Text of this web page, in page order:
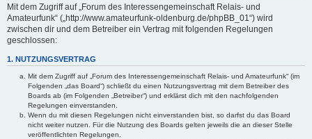
Mit dem Zugriff auf „Forum des Interessengemeinschaft Relais- und
Amateurfunk“ („http://www.amateurfunk-oldenburg.de/phpBB_01“) wird
zwischen dir und dem Betreiber ein Vertrag mit folgenden Regelungen
geschlossen:
1. NUTZUNGSVERTRAG
Mit dem Zugriff auf „Forum des Interessengemeinschaft Relais- und Amateurfunk“ (im
Folgenden „das Board“) schließt du einen Nutzungsvertrag mit dem Betreiber des
Boards ab (im Folgenden „Betreiber“) und erklärst dich mit den nachfolgenden
Regelungen einverstanden.
Wenn du mit diesen Regelungen nicht einverstanden bist, so darfst du das Board
nicht weiter nutzen. Für die Nutzung des Boards gelten jeweils die an dieser Stelle
veröffentlichten Regelungen.